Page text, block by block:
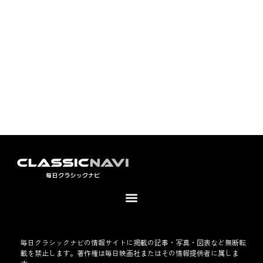
毎日クラシックナビの情報サイトに掲載の記事・写真・図表など無断転
載を禁止します。著作権は毎日映画社またはその情報提供者に属しま